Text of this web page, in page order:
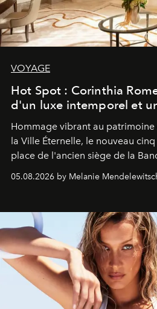
VOYAGE
Hot Spot : Corinthia
d'un luxe intemporel et
Hommage vibrant au
la Ville Éternelle, le nouveau
place de l'ancien siège de la
de vivre Romain dans toute son
05.08.2026 by Melanie